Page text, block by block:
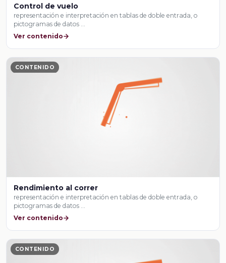
Control de vuelo
representación e interpretación en tablas de doble entrada, o
pictogramas de datos …
Ver contenido
CONTENIDO
Rendimiento al correr
representación e interpretación en tablas de doble entrada, o
pictogramas de datos …
Ver contenido
CONTENIDO